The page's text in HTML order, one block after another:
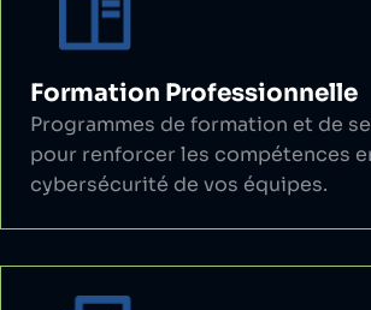
Formation Professionnelle
Programmes de formation et de
pour renforcer les compétences
cybersécurité de vos équipes.